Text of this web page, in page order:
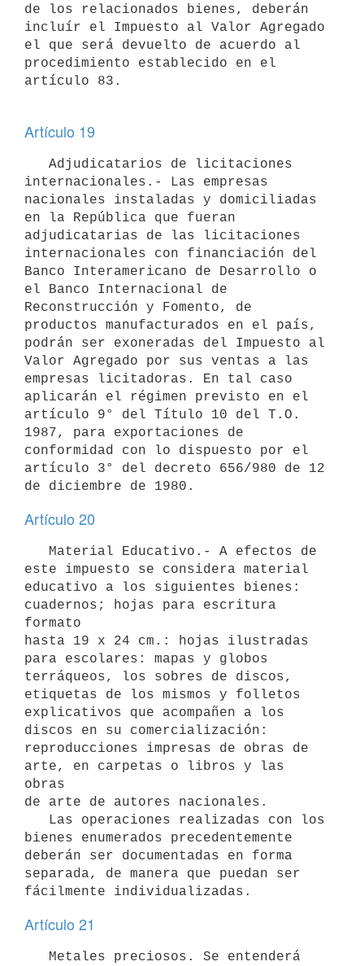
de los relacionados bienes, deberán
incluír el Impuesto al Valor Agregado
el que será devuelto de acuerdo al
procedimiento establecido en el
artículo 83.
Artículo 19
internacionales.- Las empresas
nacionales instaladas y domiciliadas
en la República que fueran
adjudicatarias de las licitaciones
internacionales con financiación del
Banco Interamericano de Desarrollo o
el Banco Internacional de
Reconstrucción y Fomento, de
productos manufacturados en el país,
podrán ser exoneradas del Impuesto al
Valor Agregado por sus ventas a las
empresas licitadoras. En tal caso
aplicarán el régimen previsto en el
artículo 9° del Título 10 del T.O.
1987, para exportaciones de
conformidad con lo dispuesto por el
artículo 3° del decreto 656/980 de 12
Artículo 20
este impuesto se considera material
educativo a los siguientes bienes:
cuadernos; hojas para escritura
formato
hasta 19 x 24 cm.: hojas ilustradas
para escolares: mapas y globos
terráqueos, los sobres de discos,
etiquetas de los mismos y folletos
explicativos que acompañen a los
discos en su comercialización:
reproducciones impresas de obras de
arte, en carpetas o libros y las
obras
de arte de autores nacionales.
bienes enumerados precedentemente
deberán ser documentadas en forma
separada, de manera que puedan ser
Artículo 21